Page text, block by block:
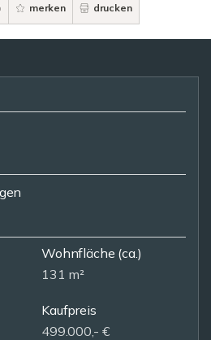
merken drucken
Wohnfläche (ca.)
131 m²
Kaufpreis
499.000,- €